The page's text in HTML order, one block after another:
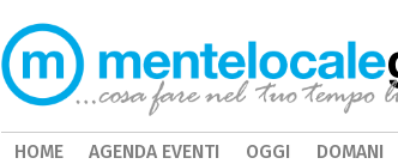
HOME AGENDA EVENTI OGGI DOMANI